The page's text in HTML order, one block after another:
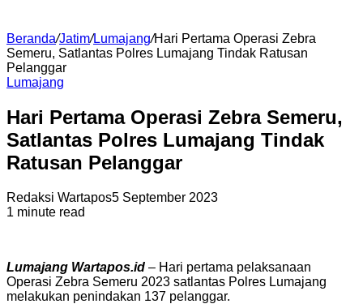
Beranda/Jatim/Lumajang/Hari Pertama Operasi Zebra
Semeru, Satlantas Polres Lumajang Tindak Ratusan
Pelanggar
Lumajang
Hari Pertama Operasi Zebra Semeru,
Satlantas Polres Lumajang Tindak
Ratusan Pelanggar
Redaksi Wartapos5 September 2023
1 minute read
Lumajang Wartapos.id – Hari pertama pelaksanaan
Operasi Zebra Semeru 2023 satlantas Polres Lumajang
melakukan penindakan 137 pelanggar.